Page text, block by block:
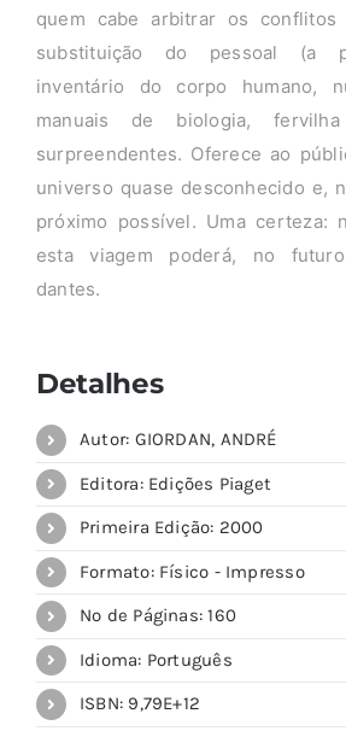
quem cabe arbitrar os
substituição do pessoal (a
inventário do corpo humano,
manuais de biologia,
surpreendentes. Oferece ao
universo quase desconhecido e,
próximo possível. Uma certeza:
esta viagem poderá, no
dantes.
Detalhes
Autor: GIORDAN, ANDRÉ
Editora: Edições Piaget
Primeira Edição: 2000
Formato: Físico - Impresso
Nº de Páginas: 160
Idioma: Português
ISBN: 9,79E+12